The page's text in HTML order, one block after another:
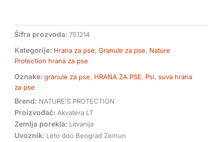
Šifra prozvoda:751214
Kategorije: Hrana za pse,Granule za pse, Nature
Protection hrana za pse
Oznake: granule za pse, HRANA ZA PSE, Psi,suva hrana
za pse
Brend: NATURE'S PROTECTION
Proizvođač: Akvatera LT
Zemlja porekla: Litvanija
Uvoznik: Leto doo Beograd Zemun